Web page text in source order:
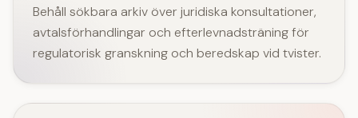
Behåll sökbara arkiv över juridiska konsultationer,
avtalsförhandlingar och efterlevnadsträning för
regulatorisk granskning och beredskap vid tvister.